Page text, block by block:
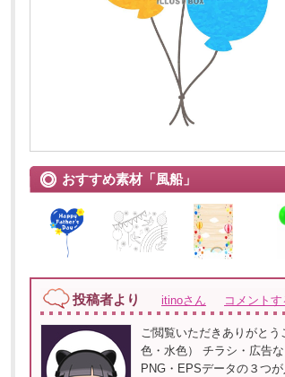
おすすめ素材「風船」
投稿者より itinoさん コメントす
ご閲覧いただきありがと
色・水色） チラシ・広告
PNG・EPSデータの３つが